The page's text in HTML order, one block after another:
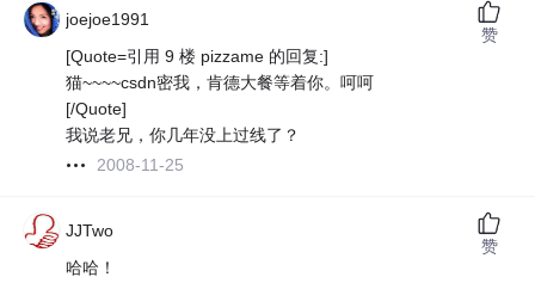
joejoe1991
[Quote=引用 9 楼 pizzame 的回复:]
猫~~~~csdn密我，肯德大餐等着你。呵呵
[/Quote]
我说老兄，你几年没上过线了？
2008-11-25
赞
JJTwo
哈哈！
赞